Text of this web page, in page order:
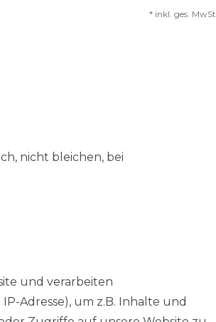
nicht bleichen, bei
* inkl. ges. MwSt.
und verarbeiten
Adresse), um z.B. Inhalte und